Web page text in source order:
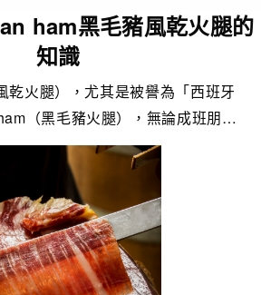
ham黑毛豬風乾火腿的
知識
乾火腿），尤其是被譽為「西班牙
（黑毛豬火腿），無論成班朋…